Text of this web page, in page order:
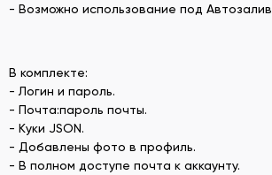
- Возможно использование под Автозалив
В комплекте:
- Логин и пароль.
- Почта:пароль почты.
- Куки JSON.
- Добавлены фото в профиль.
- В полном доступе почта к аккаунту.